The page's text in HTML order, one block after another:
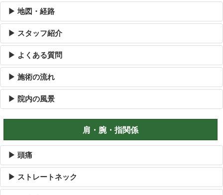
▶ 地図・経路
▶ スタッフ紹介
▶ よくある質問
▶ 施術の流れ
▶ 院内の風景
肩・腕・指関係
▶ 頭痛
▶ ストレートネック